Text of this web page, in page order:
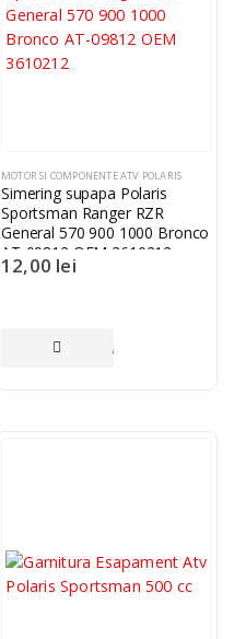
MOTOR SI COMPONENTE ATV POLARIS
Simering supapa Polaris
Sportsman Ranger RZR
General 570 900 1000 Bronco
AT-09812 OEM 3610212
12,00 lei
ADAUGĂ ÎN COȘ